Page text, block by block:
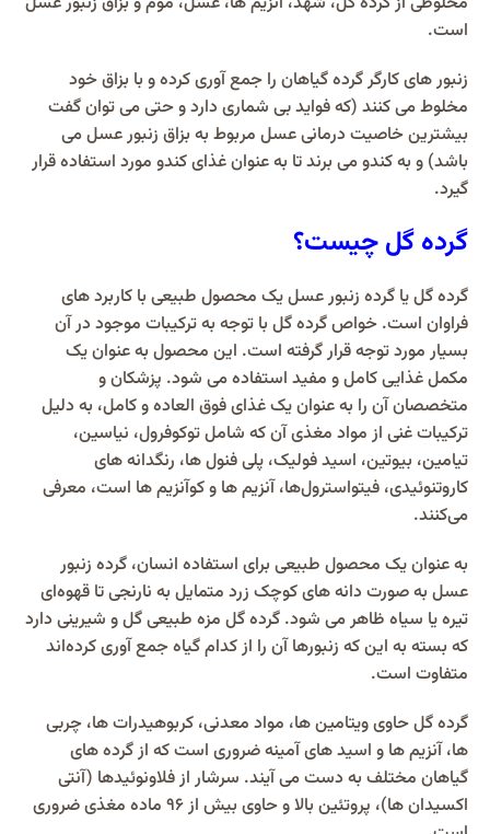
است.
زنبور های کارگر گرده گیاهان را جمع آوری کرده و با بزاق خود
مخلوط می کنند (که فواید بی شماری دارد و حتی می توان گفت
بیشترین خاصیت درمانی عسل مربوط به بزاق زنبور عسل می
باشد) و به کندو می برند تا به عنوان غذای کندو مورد استفاده قرار
گیرد.
گرده گل چیست؟
گرده گل یا گرده زنبور عسل یک محصول طبیعی با کاربرد های
فراوان است. خواص گرده گل با توجه به ترکیبات موجود در آن
بسیار مورد توجه قرار گرفته است. این محصول به عنوان یک
مکمل غذایی کامل و مفید استفاده می‌ شود. پزشکان و
متخصصان آن را به عنوان یک غذای فوق‌ العاده و کامل، به دلیل
ترکیبات غنی از مواد مغذی آن که شامل توکوفرول، نیاسین،
تیامین، بیوتین، اسید فولیک، پلی فنول‌ ها، رنگدانه‌ های
کاروتنوئیدی، فیتواسترول‌ها، آنزیم‌ ها و کوآنزیم‌ ها است، معرفی
می‌کنند.
به عنوان یک محصول طبیعی برای استفاده انسان، گرده زنبور
عسل به صورت دانه‌ های کوچک زرد متمایل به نارنجی تا قهوه‌ای
تیره یا سیاه ظاهر می‌ شود. گرده گل مزه طبیعی گل و شیرینی دارد
که بسته به این که زنبورها آن را از کدام گیاه جمع‌ آوری کرده‌اند
متفاوت است.
گرده گل حاوی ویتامین‌ ها، مواد معدنی، کربوهیدرات‌ ها، چربی‌
ها، آنزیم‌ ها و اسید‌ های آمینه ضروری است که از گرده‌ های
گیاهان مختلف به دست می‌ آیند. سرشار از فلاونوئیدها (آنتی
اکسیدان‌ ها)، پروتئین بالا و حاوی بیش از 96 ماده مغذی ضروری